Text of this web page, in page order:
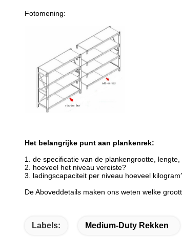
Fotomening:
Het belangrijke punt aan plankenrek:
1. de specificatie van de plankengrootte,
2. hoeveel het niveau vereiste?
3. ladingscapaciteit per niveau hoeveel
De Aboveddetails maken ons weten welke
Labels: Medium-Duty Rekken